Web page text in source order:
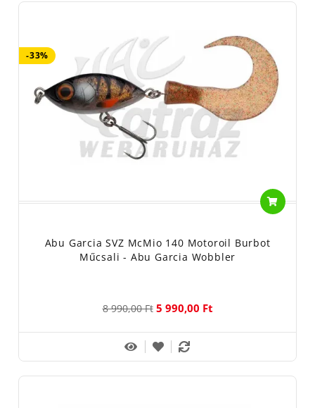
-33%
Abu Garcia SVZ McMio 140 Motoroil Burbot
Műcsali - Abu Garcia Wobbler
8 990,00 Ft 5 990,00 Ft